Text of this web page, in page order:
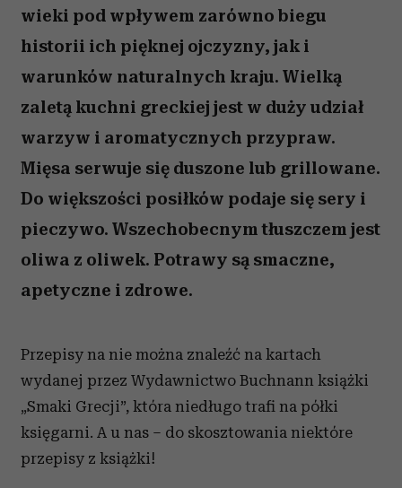
wieki pod wpływem zarówno biegu
historii ich pięknej ojczyzny, jak i
warunków naturalnych kraju. Wielką
zaletą kuchni greckiej jest w duży udział
warzyw i aromatycznych przypraw.
Mięsa serwuje się duszone lub grillowane.
Do większości posiłków podaje się sery i
pieczywo. Wszechobecnym tłuszczem jest
oliwa z oliwek. Potrawy są smaczne,
apetyczne i zdrowe.
Przepisy na nie można znaleźć na kartach
wydanej przez Wydawnictwo Buchnann książki
„Smaki Grecji”, która niedługo trafi na półki
księgarni. A u nas – do skosztowania niektóre
przepisy z książki!